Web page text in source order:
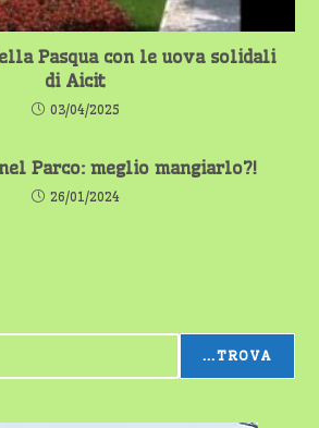
Pasqua con le uova solidali
di Aicit
03/04/2025
Parco: meglio mangiarlo?!
26/01/2024
...TROVA